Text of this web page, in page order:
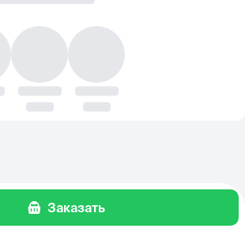
Заказать